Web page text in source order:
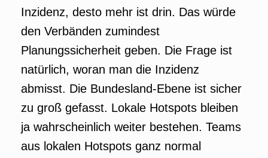
Inzidenz, desto mehr ist drin. Das würde
den Verbänden zumindest
Planungssicherheit geben. Die Frage ist
natürlich, woran man die Inzidenz
abmisst. Die Bundesland-Ebene ist sicher
zu groß gefasst. Lokale Hotspots bleiben
ja wahrscheinlich weiter bestehen. Teams
aus lokalen Hotspots ganz normal